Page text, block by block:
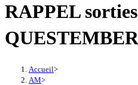
RAPPEL
Accueil>
AM>